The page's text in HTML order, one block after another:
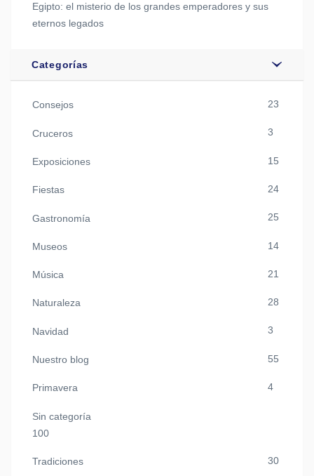
Egipto: el misterio de los grandes emperadores y sus
eternos legados
Categorías
Consejos 23
Cruceros 3
Exposiciones 15
Fiestas 24
Gastronomía 25
Museos 14
Música 21
Naturaleza 28
Navidad 3
Nuestro blog 55
Primavera 4
Sin categoría
100
Tradiciones 30